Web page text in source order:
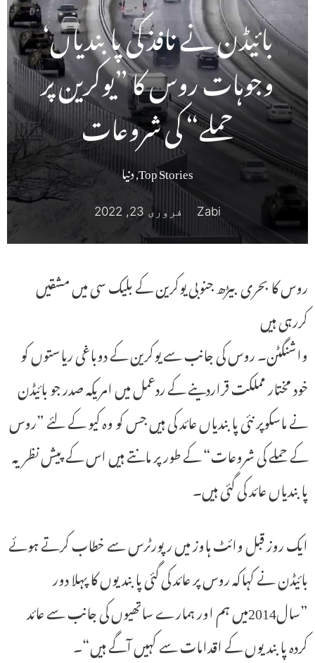
بائیڈن نے نافذ کی پابندیاں‘
وجوہات روس کا ”یوکرین پر
حملے“ کی شروعات
Top Stories
,دنیا
Zabi فروری 23, 2022
روس کا بحری بیڑھ جنوبی یوکرین کے بلیک سی میں مشقیں
کررہی ہیں
واشنگٹن۔ روس کی جانب سے یوکرین کے دوباغی ریاستوں کو
خود مختار مملکت قراردینے کے ردعمل میں امریکہ صدر جو بائیڈن
نے ماسکوپر نئی پابندیاں عائد کی ہیں جس کو وہ کیو کے لئے ”روس
کے حملے کی شروعات“ کے طور پر مانتے ہیں اس کے پیش نظر یہ
پابندیاں عائد کی گئی ہیں۔
ایک روز قبل وائٹ ہاوز میں رپورٹرس سے خطاب کرتے ہوئے
بائیڈن نے کہاکہ روس پر عائد کی گئی پابندیوں کا پہلا دور
”سال2014میں ہم اور ہمارے ساتھیوں کی جانب سے عائد
کردہ پابندیوں کے اقدامات سے کہیں آگے ہیں“۔